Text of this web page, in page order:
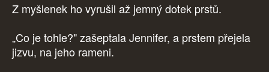
Z myšlenek ho vyrušil až jemný dotek prstů.
„Co je tohle?" zašeptala Jennifer, a prstem přejela
jizvu, na jeho rameni.